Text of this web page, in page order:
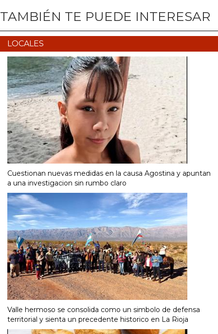
TAMBIÉN TE PUEDE INTERESAR
LOCALES
Cuestionan nuevas medidas en la causa Agostina y apuntan
a una investigacion sin rumbo claro
Valle hermoso se consolida como un simbolo de defensa
territorial y sienta un precedente historico en La Rioja